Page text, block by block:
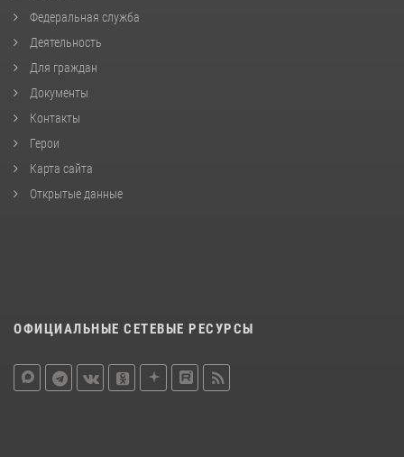
Федеральная служба
Деятельность
Для граждан
Документы
Контакты
Герои
Карта сайта
Открытые данные
ОФИЦИАЛЬНЫЕ СЕТЕВЫЕ РЕСУРСЫ